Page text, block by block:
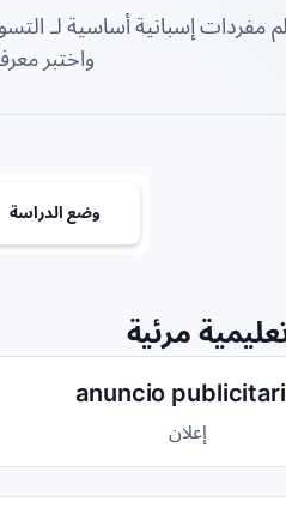
مفردات إسبانية أساسية لـ
واختبر
وضع الدراسة
مرئية
anuncio
إعلان